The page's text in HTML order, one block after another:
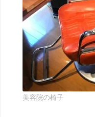
美容院の椅子